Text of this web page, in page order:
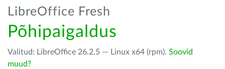
LibreOffice Fresh
Põhipaigaldus
Valitud: LibreOffice 26.2.5 — Linux x64 (rpm). Soovid
muud?